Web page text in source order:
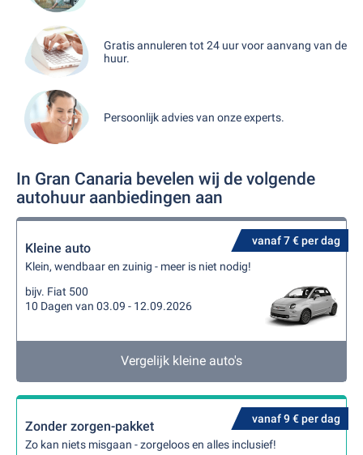
Gratis annuleren tot 24 uur voor aanvang van de
huur.
Persoonlijk advies van onze experts.
In Gran Canaria bevelen wij de volgende
autohuur aanbiedingen aan
vanaf 7 € per dag
Kleine auto
Klein, wendbaar en zuinig - meer is niet nodig!
bijv. Fiat 500
10 Dagen van 03.09 - 12.09.2026
Vergelijk kleine auto's
vanaf 9 € per dag
Zonder zorgen-pakket
Zo kan niets misgaan - zorgeloos en alles inclusief!